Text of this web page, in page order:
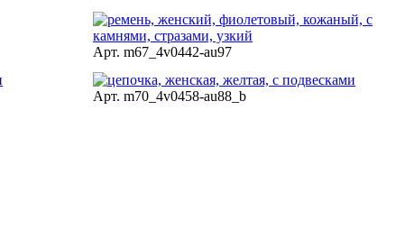
Арт. m67_4v0442-au97
Арт. m70_4v0458-au88_b